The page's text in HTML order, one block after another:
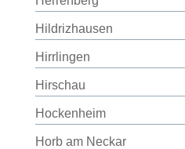
Hildrizhausen
Hirrlingen
Hirschau
Hockenheim
Horb am Neckar